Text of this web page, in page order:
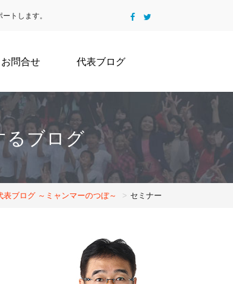
トします。
お問合せ 代表ブログ
るブログ
表ブログ ～ミャンマーのつぼ～ セミナー